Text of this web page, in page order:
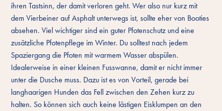
ihren Tastsinn, der damit verloren geht. Wer also nur kurz mit
dem Vierbeiner auf Asphalt unterwegs ist, sollte eher von Booties
absehen. Viel wichtiger sind ein guter Pfotenschutz und eine
zusätzliche Pfotenpflege im Winter. Du solltest nach jedem
Spaziergang die Pfoten mit warmem Wasser abspülen.
Idealerweise in einer kleinen Fusswanne, damit er nicht immer
unter die Dusche muss. Dazu ist es von Vorteil, gerade bei
langhaarigen Hunden das Fell zwischen den Zehen kurz zu
halten. So können sich auch keine lästigen Eisklumpen an den